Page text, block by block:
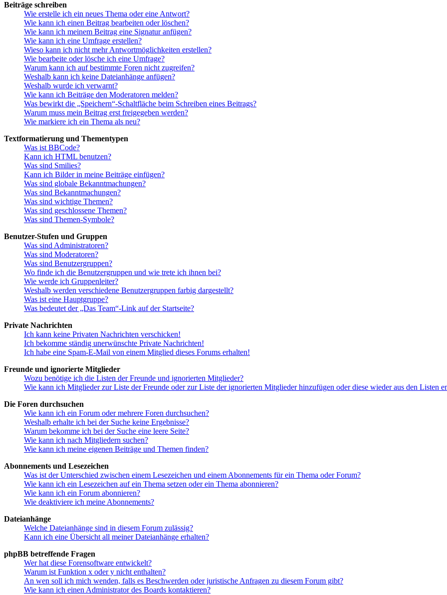
Beiträge schreiben
Wie erstelle ich ein neues Thema oder eine Antwort?
Wie kann ich einen Beitrag bearbeiten oder löschen?
Wie kann ich meinem Beitrag eine Signatur anfügen?
Wie kann ich eine Umfrage erstellen?
Wieso kann ich nicht mehr Antwortmöglichkeiten erstellen?
Wie bearbeite oder lösche ich eine Umfrage?
Warum kann ich auf bestimmte Foren nicht zugreifen?
Weshalb kann ich keine Dateianhänge anfügen?
Weshalb wurde ich verwarnt?
Wie kann ich Beiträge den Moderatoren melden?
Was bewirkt die „Speichern“-Schaltfläche beim Schreiben eines Beitrags?
Warum muss mein Beitrag erst freigegeben werden?
Wie markiere ich ein Thema als neu?
Textformatierung und Thementypen
Was ist BBCode?
Kann ich HTML benutzen?
Was sind Smilies?
Kann ich Bilder in meine Beiträge einfügen?
Was sind globale Bekanntmachungen?
Was sind Bekanntmachungen?
Was sind wichtige Themen?
Was sind geschlossene Themen?
Was sind Themen-Symbole?
Benutzer-Stufen und Gruppen
Was sind Administratoren?
Was sind Moderatoren?
Was sind Benutzergruppen?
Wo finde ich die Benutzergruppen und wie trete ich ihnen bei?
Wie werde ich Gruppenleiter?
Weshalb werden verschiedene Benutzergruppen farbig dargestellt?
Was ist eine Hauptgruppe?
Was bedeutet der „Das Team“-Link auf der Startseite?
Private Nachrichten
Ich kann keine Privaten Nachrichten verschicken!
Ich bekomme ständig unerwünschte Private Nachrichten!
Ich habe eine Spam-E-Mail von einem Mitglied dieses Forums erhalten!
Freunde und ignorierte Mitglieder
Wozu benötige ich die Listen der Freunde und ignorierten Mitglieder?
Wie kann ich Mitglieder zur Liste der Freunde oder zur Liste der ignorierten Mitglieder hinzufügen oder diese wieder aus den Listen
Die Foren durchsuchen
Wie kann ich ein Forum oder mehrere Foren durchsuchen?
Weshalb erhalte ich bei der Suche keine Ergebnisse?
Warum bekomme ich bei der Suche eine leere Seite?
Wie kann ich nach Mitgliedern suchen?
Wie kann ich meine eigenen Beiträge und Themen finden?
Abonnements und Lesezeichen
Was ist der Unterschied zwischen einem Lesezeichen und einem Abonnements für ein Thema oder Forum?
Wie kann ich ein Lesezeichen auf ein Thema setzen oder ein Thema abonnieren?
Wie kann ich ein Forum abonnieren?
Wie deaktiviere ich meine Abonnements?
Dateianhänge
Welche Dateianhänge sind in diesem Forum zulässig?
Kann ich eine Übersicht all meiner Dateianhänge erhalten?
phpBB betreffende Fragen
Wer hat diese Forensoftware entwickelt?
Warum ist Funktion x oder y nicht enthalten?
An wen soll ich mich wenden, falls es Beschwerden oder juristische Anfragen zu diesem Forum gibt?
Wie kann ich einen Administrator des Boards kontaktieren?